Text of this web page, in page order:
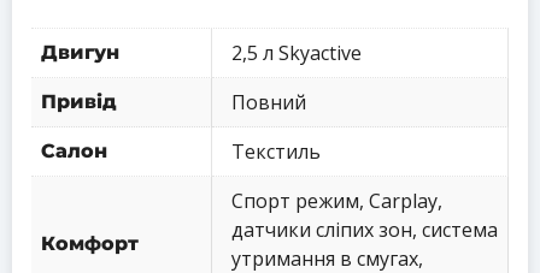
Двигун 2,5 л Skyactive
Привід Повний
Салон Текстиль
Комфорт
Спорт режим, Carplay,
датчики сліпих зон, система
утримання в смугах,